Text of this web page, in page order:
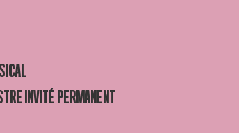
INVITÉ PERMANENT